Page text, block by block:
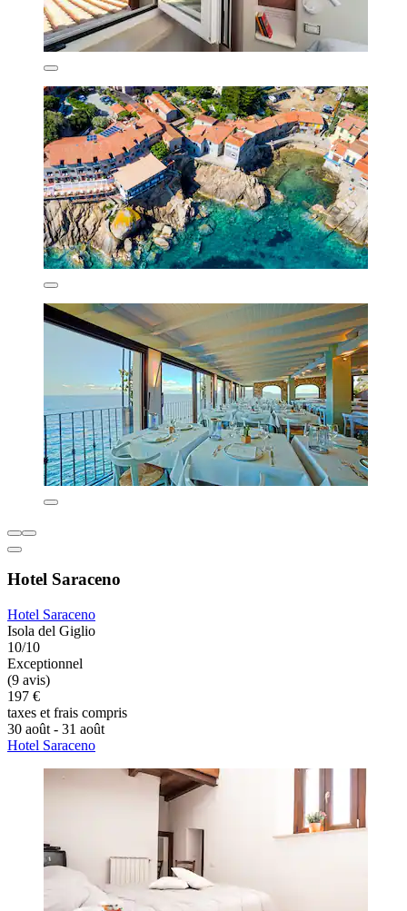
Hotel Saraceno
Hotel Saraceno
Isola del Giglio
10/10
Exceptionnel
(9 avis)
197 €
taxes et frais compris
30 août - 31 août
Hotel Saraceno